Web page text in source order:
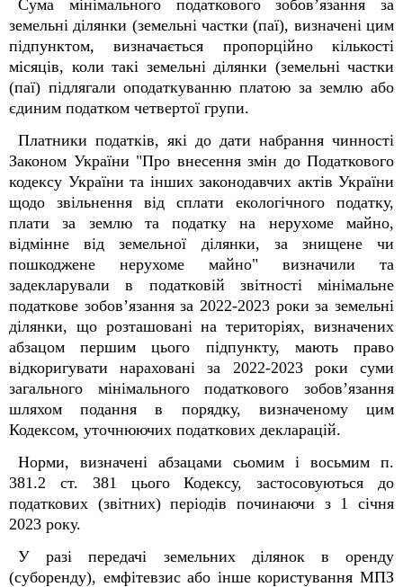
Сума мінімального податкового зобов’язання за
земельні ділянки (земельні частки (паї), визначені цим
підпунктом, визначається пропорційно кількості
місяців, коли такі земельні ділянки (земельні частки
(паї) підлягали оподаткуванню платою за землю або
єдиним податком четвертої групи.
Платники податків, які до дати набрання чинності
Законом України "Про внесення змін до Податкового
кодексу України та інших законодавчих актів України
щодо звільнення від сплати екологічного податку,
плати за землю та податку на нерухоме майно,
відмінне від земельної ділянки, за знищене чи
пошкоджене нерухоме майно" визначили та
задекларували в податковій звітності мінімальне
податкове зобов’язання за 2022-2023 роки за земельні
ділянки, що розташовані на територіях, визначених
абзацом першим цього підпункту, мають право
відкоригувати нараховані за 2022-2023 роки суми
загального мінімального податкового зобов’язання
шляхом подання в порядку, визначеному цим
Кодексом, уточнюючих податкових декларацій.
Норми, визначені абзацами сьомим і восьмим п.
381.2 ст. 381 цього Кодексу, застосовуються до
податкових (звітних) періодів починаючи з 1 січня
2023 року.
У разі передачі земельних ділянок в оренду
(суборенду), емфітевзис або інше користування МПЗ